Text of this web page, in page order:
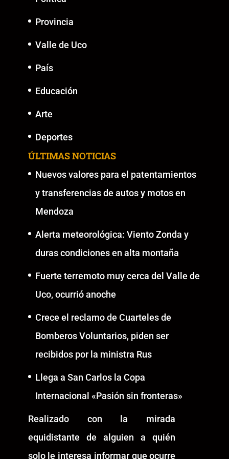
Provincia
Valle de Uco
País
Educación
Arte
Deportes
ÚLTIMAS NOTICIAS
Nuevos valores para el patentamientos
y transferencias de autos y motos en
Mendoza
Alerta meteorológica: Viento Zonda y
duras condiciones en alta montaña
Fuerte terremoto muy cerca del Valle de
Uco, ocurrió anoche
Crece el reclamo de Cuarteles de
Bomberos Voluntarios, piden ser
recibidos por la ministra Rus
Llega a San Carlos la Copa
Internacional «Pasión sin fronteras»
Realizado con la mirada
equidistante de alguien a quién
solo le interesa informar que ocurre